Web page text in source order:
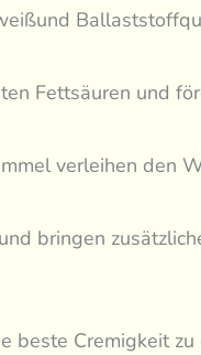
Fettsäuren und
verleihen den
bringen
beste Cremigkeit zu